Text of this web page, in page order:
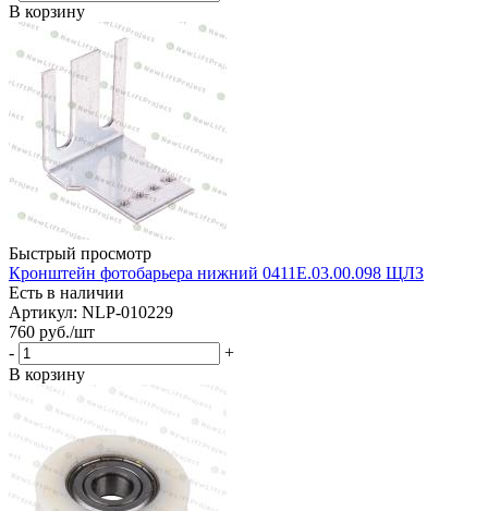
В корзину
Быстрый просмотр
Кронштейн фотобарьера нижний 0411Е.03.00.098 ЩЛЗ
Есть в наличии
Артикул: NLP-010229
760 руб./шт
-
+
В корзину